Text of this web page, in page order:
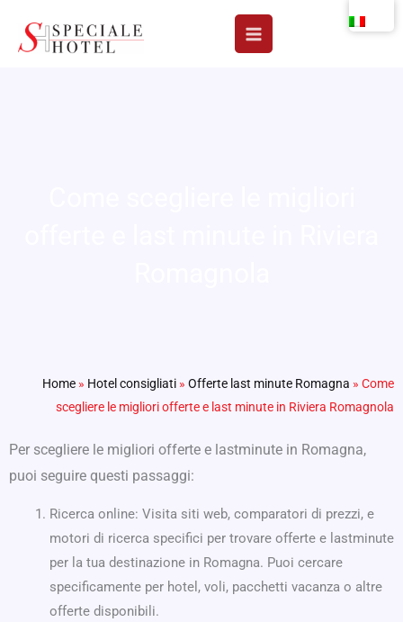
Home » Hotel consigliati » Offerte last minute Romagna » Come
scegliere le migliori offerte e last minute in Riviera Romagnola
Per scegliere le migliori offerte e lastminute in Romagna,
puoi seguire questi passaggi:
Ricerca online: Visita siti web, comparatori di prezzi, e
motori di ricerca specifici per trovare offerte e lastminute
per la tua destinazione in Romagna. Puoi cercare
specificamente per hotel, voli, pacchetti vacanza o altre
offerte disponibili.